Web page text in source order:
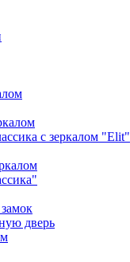
с зеркалом "Elit"
дверь